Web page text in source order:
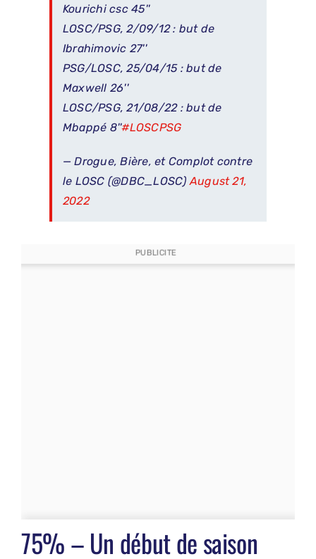
Kourichi csc 45''
LOSC/PSG, 2/09/12 : but de
Ibrahimovic 27''
PSG/LOSC, 25/04/15 : but de
Maxwell 26''
LOSC/PSG, 21/08/22 : but de
Mbappé 8''#LOSCPSG
— Drogue, Bière, et Complot contre
le LOSC (@DBC_LOSC)August 21,
2022
PUBLICITE
75% – Un début de saison